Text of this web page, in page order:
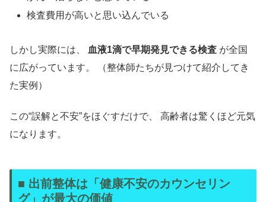
検査費用が高いと思い込んでいる
しかし実際には、 血液1滴で早期発見できる検査 が全国
に広がっています。 （整体師たちが見つけて紹介してき
た実例）
この“誤解と不安”をほぐすだけで、 高齢者は驚くほど元気
になります。
■ 出前整体は「健康不安のカウンセリン
グ」が最大の価値